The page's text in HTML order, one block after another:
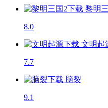
黎明
8.0
文明起
7.7
脑裂
9.1